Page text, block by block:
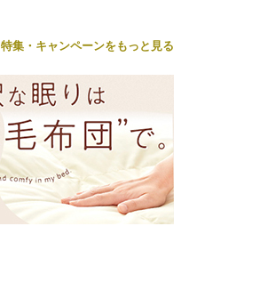
特集・キャンペーンをもっと見る